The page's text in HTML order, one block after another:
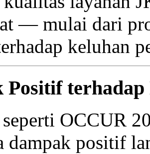
— mulai dari
keluhan
Positif terhadap
OCCUR
dampak positif